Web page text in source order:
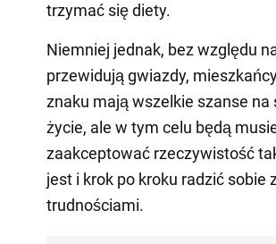
trzymać się diety.
Niemniej jednak, bez względu
przewidują gwiazdy,
znaku mają wszelkie szanse na
życie, ale w tym celu będą
zaakceptować rzeczywistość
jest i krok po kroku radzić sobie
trudnościami.